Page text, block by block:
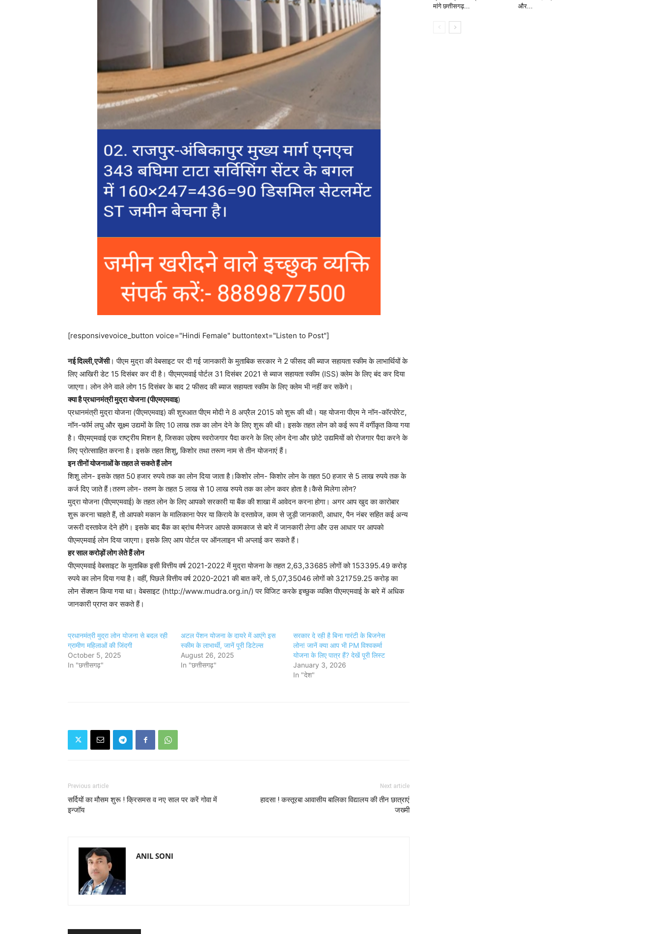
[responsivevoice_button voice="Hindi Female" buttontext="Listen to Post"]
नई दिल्ली,एजेंसी। पीएम मुद्रा की वेबसाइट पर दी गई जानकारी के मुताबिक सरकार ने 2 फीसद की ब्याज सहायता स्कीम के लाभार्थियों के
लिए आखिरी डेट 15 दिसंबर कर दी है। पीएमएमवाई पोर्टल 31 दिसंबर 2021 से ब्याज सहायता स्कीम (ISS) क्लेम के लिए बंद कर दिया
जाएगा। लोन लेने वाले लोग 15 दिसंबर के बाद 2 फीसद की ब्याज सहायता स्कीम के लिए क्लेम भी नहीं कर सकेंगे।
क्या है प्रधानमंत्री मुद्रा योजना (पीएमएमवाइ)
प्रधानमंत्री मुद्रा योजना (पीएमएमवाइ) की शुरुआत पीएम मोदी ने 8 अप्रैल 2015 को शुरू की थी। यह योजना पीएम ने नॉन-कॉरपोरेट,
नॉन-फॉर्म लघु और सूक्ष्म उद्यमों के लिए 10 लाख तक का लोन देने के लिए शुरू की थी। इसके तहत लोन को कई रूप में वर्गीकृत किया गया
है। पीएमएमवाई एक राष्ट्रीय मिशन है, जिसका उद्देश्य स्वरोजगार पैदा करने के लिए लोन देना और छोटे उद्यमियों को रोजगार पैदा करने के
लिए प्रोत्सााहित करना है। इसके तहत शिशु, किशोर तथा तरूण नाम से तीन योजनाएं हैं।
इन तीनों योजनाओं के तहत ले सकते हैं लोन
शिशु लोन- इसके तहत 50 हजार रुपये तक का लोन दिया जाता है।किशोर लोन- किशोर लोन के तहत 50 हजार से 5 लाख रुपये तक के
कर्ज दिए जाते हैं।तरुण लोन- तरुण के तहत 5 लाख से 10 लाख रुपये तक का लोन कवर होता है।कैसे मिलेगा लोन?
मुद्रा योजना (पीएमएमवाई) के तहत लोन के लिए आपको सरकारी या बैंक की शाखा में आवेदन करना होगा। अगर आप खुद का कारोबार
शुरू करना चाहते हैं, तो आपको मकान के मालिकाना पेपर या किराये के दस्तावेज, काम से जुड़ी जानकारी, आधार, पैन नंबर सहित कई अन्य
जरूरी दस्तावेज देने होंगे। इसके बाद बैंक का ब्रांच मैनेजर आपसे कामकाज से बारे में जानकारी लेगा और उस आधार पर आपको
पीएमएमवाई लोन दिया जाएगा। इसके लिए आप पोर्टल पर ऑनलाइन भी अप्लाई कर सकते हैं।
हर साल करोड़ों लोग लेते हैं लोन
पीएमएमवाई वेबसाइट के मुताबिक इसी वित्तीय वर्ष 2021-2022 में मुद्रा योजना के तहत 2,63,33685 लोगों को 153395.49 करोड़
रुपये का लोन दिया गया है। वहीं, पिछले वित्तीय वर्ष 2020-2021 की बात करें, तो 5,07,35046 लोगों को 321759.25 करोड़ का
लोन सेंक्शन किया गया था। वेबसाइट (http://www.mudra.org.in/) पर विजिट करके इच्छुक व्यक्ति पीएमएमवाई के बारे में अधिक
जानकारी प्राप्त कर सकते हैं।
प्रधानमंत्री मुद्रा लोन योजना से बदल रही
ग्रामीण महिलाओं की जिंदगी
October 5, 2025
In "छत्तीसगढ़"
अटल पेंशन योजना के दायरे में आएंगे इस
स्कीम के लाभार्थी, जानें पूरी डिटेल्स
August 26, 2025
In "छत्तीसगढ़"
सरकार दे रही है बिना गारंटी के बिजनेस
लोन! जानें क्या आप भी PM विश्वकर्मा
योजना के लिए पात्र हैं? देखें पूरी लिस्ट
January 3, 2026
In "देश"
Previous article
सर्दियों का मौसम शुरू ! क्रिसमस व नए साल पर करें गोवा में
इन्जॉय
Next article
हादसा ! कस्तूरबा आवासीय बालिका विद्यालय की तीन छात्राएं
जख्मी
ANIL SONI
मांगे छत्तीसगढ़...
और...